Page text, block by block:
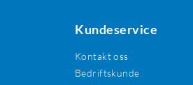
Kundeservice
Kontakt oss
Bedriftskunde